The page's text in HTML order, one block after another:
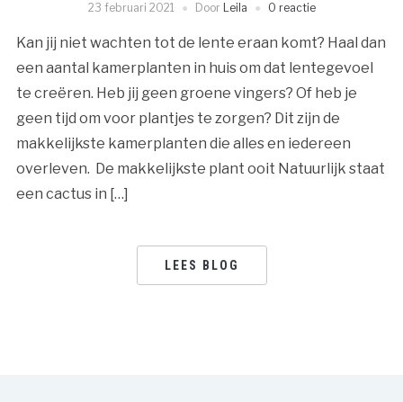
23 februari 2021 Door Leila 0 reactie
Kan jij niet wachten tot de lente eraan komt? Haal dan
een aantal kamerplanten in huis om dat lentegevoel
te creëren. Heb jij geen groene vingers? Of heb je
geen tijd om voor plantjes te zorgen? Dit zijn de
makkelijkste kamerplanten die alles en iedereen
overleven. De makkelijkste plant ooit Natuurlijk staat
een cactus in […]
LEES BLOG